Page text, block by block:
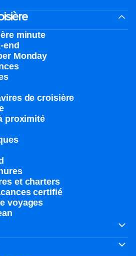
minute
end
Monday
de croisière
proximité
et charters
certifié
voyages